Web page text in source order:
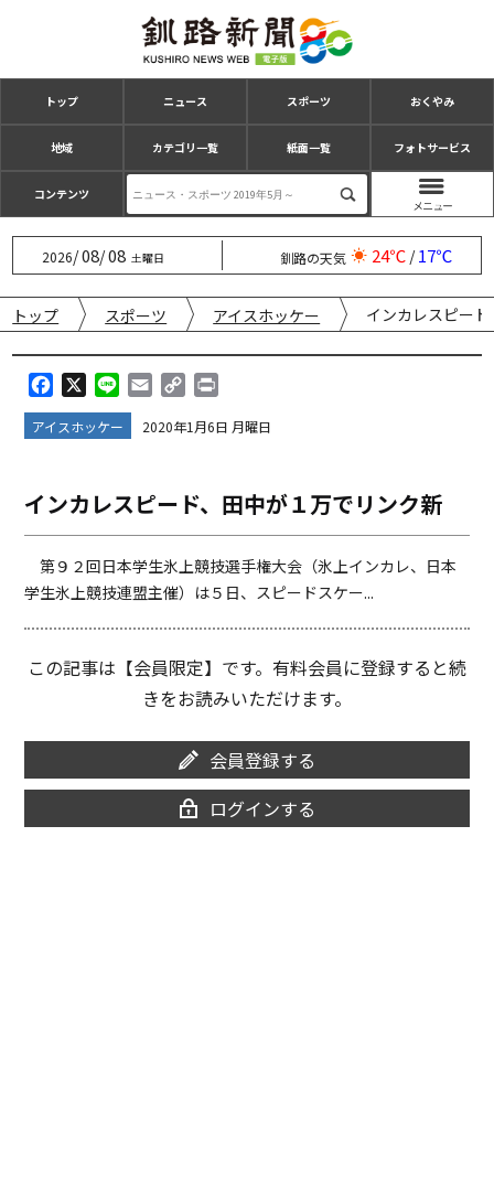
トップ ニュース スポーツ おくやみ
地域 カテゴリ一覧 紙面一覧 フォトサービス
コンテンツ
2026/08/08 土曜日 釧路の天気 24℃/17℃
トップ スポーツ アイスホッケー インカレスピー
a
c
o
o
k
i
n
a
p
i
n
k
i
アイスホッケー 2020年1月6日 月曜日
インカレスピード、田中が１万でリンク新
第９２回日本学生氷上競技選手権大会（氷上インカレ、日本
学生氷上競技連盟主催）は５日、スピードスケー...
この記事は【会員限定】です。有料会員に登録すると続
きをお読みいただけます。
会員登録する
ログインする